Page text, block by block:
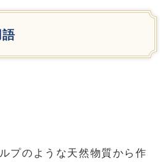
プのような天然物質から作